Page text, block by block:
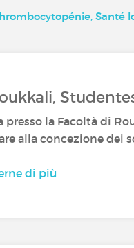
Santé
presso la Facoltà di
alla concezione dei
di più